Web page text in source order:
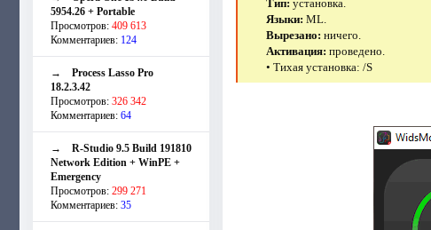
5954.26 + Portable
Просмотров: 409 613
Комментариев: 124
→ Process Lasso Pro
18.2.3.42
Просмотров: 326 342
Комментариев: 64
→ R-Studio 9.5 Build 191810
Network Edition + WinPE +
Emergency
Просмотров: 299 271
Комментариев: 35
Тип: установка.
Языки: ML.
Вырезано: ничего.
Активация: проведено.
• Тихая установка: /S